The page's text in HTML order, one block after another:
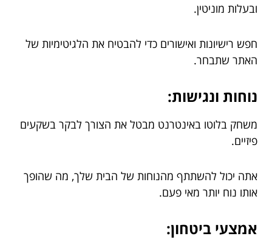
ובעלות מוניטין.
חפש רישיונות ואישורים כדי להבטיח את הלגיטימיות של
האתר שתבחר.
נוחות ונגישות:
משחק בלוטו באינטרנט מבטל את הצורך לבקר בשקעים
פיזיים.
אתה יכול להשתתף מהנוחות של הבית שלך, מה שהופך
אותו נוח יותר מאי פעם.
אמצעי ביטחון: